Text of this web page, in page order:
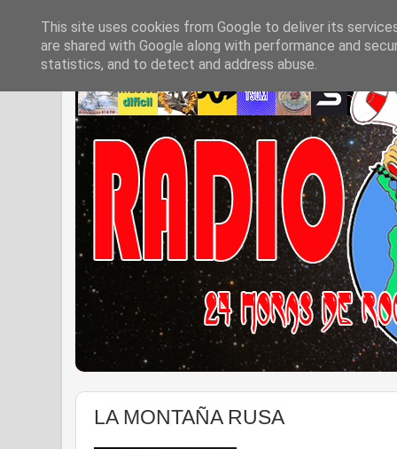
LA MONTAÑA RUSA
This site uses cookies from Google to deliver its
are shared with Google along with performance and
statistics, and to detect and address abuse.